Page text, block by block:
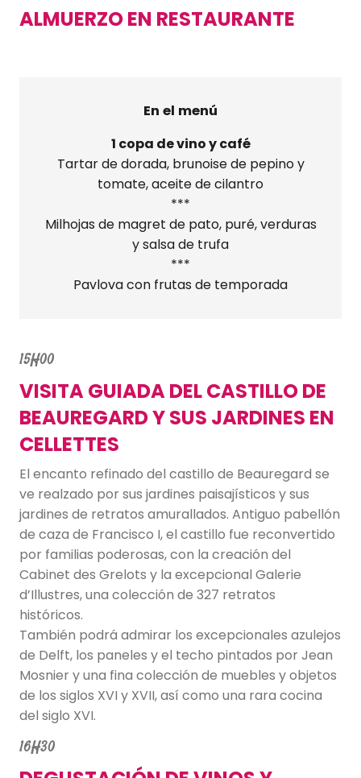
ALMUERZO EN RESTAURANTE
En el menú
1 copa de vino y café
Tartar de dorada, brunoise de pepino y
tomate, aceite de cilantro
***
Milhojas de magret de pato, puré, verduras
y salsa de trufa
***
Pavlova con frutas de temporada
15H00
VISITA GUIADA DEL CASTILLO DE
BEAUREGARD Y SUS JARDINES EN
CELLETTES
El encanto refinado del castillo de Beauregard se
ve realzado por sus jardines paisajísticos y sus
jardines de retratos amurallados. Antiguo pabellón
de caza de Francisco I, el castillo fue reconvertido
por familias poderosas, con la creación del
Cabinet des Grelots y la excepcional Galerie
d’Illustres, una colección de 327 retratos
históricos.
También podrá admirar los excepcionales azulejos
de Delft, los paneles y el techo pintados por Jean
Mosnier y una fina colección de muebles y objetos
de los siglos XVI y XVII, así como una rara cocina
del siglo XVI.
16H30